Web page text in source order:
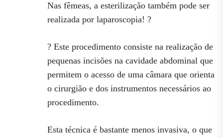
Nas fêmeas, a esterilização também pode ser
realizada por laparoscopia! ?
? Este procedimento consiste na realização de
pequenas incisões na cavidade abdominal que
permitem o acesso de uma câmara que orienta
o cirurgião e dos instrumentos necessários ao
procedimento.
Esta técnica é bastante menos invasiva, o que